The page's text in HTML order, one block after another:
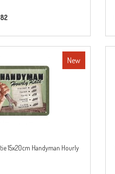
New
15x20cm Handyman Hourly